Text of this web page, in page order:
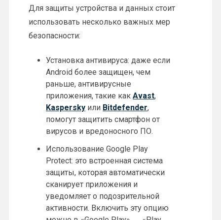
Для защиты устройства и данных стоит
использовать несколько важных мер
безопасности:
Установка антивируса: даже если
Android более защищен, чем
раньше, антивирусные
приложения, такие какAvast,
Kaspersky или Bitdefender,
помогут защитить смартфон от
вирусов и вредоносного ПО.
Использование Google Play
Protect: это встроенная система
защиты, которая автоматически
сканирует приложения и
уведомляет о подозрительной
активности. Включить эту опцию